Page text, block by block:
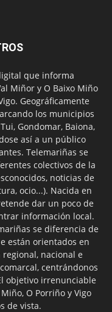
que informa
Miñor y O Baixo Miño
Geográficamente
los municipios
Gondomar, Baiona,
así a un público
Telemariñas se
colectivos de la
noticias de
ocio...). Nacida en
dar un poco de
información local.
se diferencia de
están orientados en
nacional e
centrándonos
objetivo irrenunciable
O Porriño y Vigo
de vista.